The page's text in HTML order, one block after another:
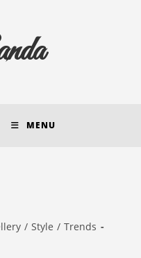
MENU
/ Style / Trends